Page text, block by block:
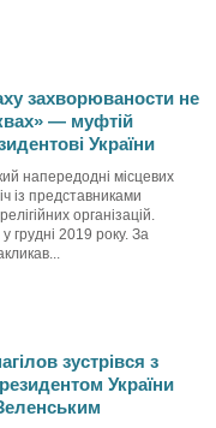
захворюваности не
— муфтій
України
напередодні місцевих
із представниками
організацій.
грудні 2019 року. За
зустрівся з
України